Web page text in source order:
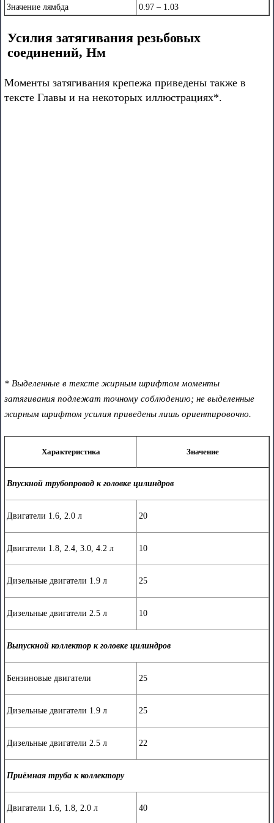
Значение лямбда 0.97 – 1.03
Усилия затягивания резьбовых
соединений, Нм
Моменты затягивания крепежа приведены также в
тексте Главы и на некоторых иллюстрациях*.
* Выделенные в тексте жирным шрифтом моменты
затягивания подлежат точному соблюдению; не выделенные
жирным шрифтом усилия приведены лишь ориентировочно.
Характеристика Значение
Впускной трубопровод к головке цилиндров
Двигатели 1.6, 2.0 л 20
Двигатели 1.8, 2.4, 3.0, 4.2 л 10
Дизельные двигатели 1.9 л 25
Дизельные двигатели 2.5 л 10
Выпускной коллектор к головке цилиндров
Бензиновые двигатели 25
Дизельные двигатели 1.9 л 25
Дизельные двигатели 2.5 л 22
Приёмная труба к коллектору
Двигатели 1.6, 1.8, 2.0 л 40